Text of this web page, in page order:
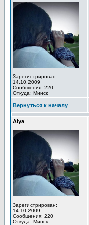
Зарегистрирован:
14.10.2009
Сообщения: 220
Откуда: Минск
Вернуться к началу
Alya
Зарегистрирован:
14.10.2009
Сообщения: 220
Откуда: Минск